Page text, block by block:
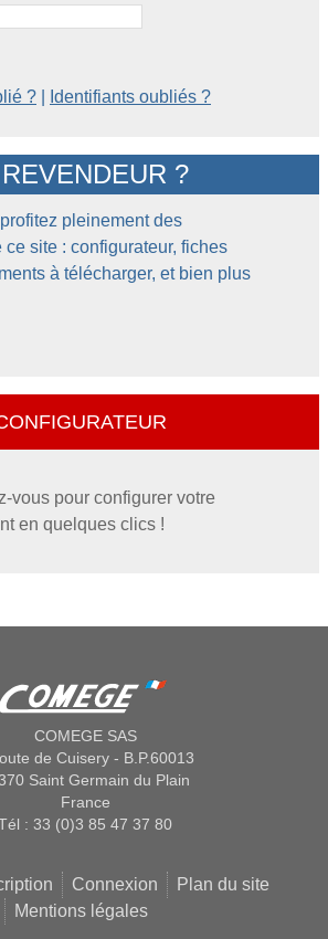
?
Identifiants oubliés ?
?
pleinement des
site : configurateur, fiches
à télécharger, et bien plus
vous pour configurer votre
en quelques clics !
COMEGE SAS
de Cuisery - B.P.60013
Saint Germain du Plain
France
: 33 (0)3 85 47 37 80
Connexion
Plan du site
Mentions légales